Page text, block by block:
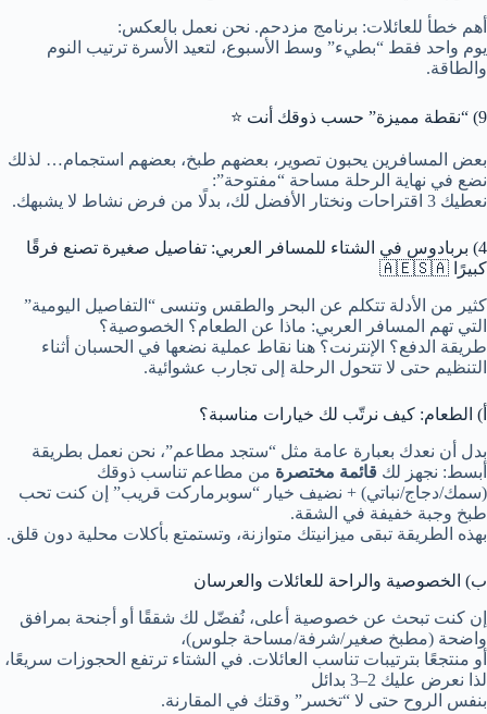
أهم خطأ للعائلات: برنامج مزدحم. نحن نعمل بالعكس:
يوم واحد فقط “بطيء” وسط الأسبوع، لتعيد الأسرة ترتيب النوم
والطاقة.
9) “نقطة مميزة” حسب ذوقك أنت ⭐
بعض المسافرين يحبون تصوير، بعضهم طبخ، بعضهم استجمام… لذلك
نضع في نهاية الرحلة مساحة “مفتوحة”:
نعطيك 3 اقتراحات ونختار الأفضل لك، بدلًا من فرض نشاط لا يشبهك.
4) بربادوس في الشتاء للمسافر العربي: تفاصيل صغيرة تصنع فرقًا
كبيرًا 🇦🇪🇸🇦
كثير من الأدلة تتكلم عن البحر والطقس وتنسى “التفاصيل اليومية”
التي تهم المسافر العربي: ماذا عن الطعام؟ الخصوصية؟
طريقة الدفع؟ الإنترنت؟ هنا نقاط عملية نضعها في الحسبان أثناء
التنظيم حتى لا تتحول الرحلة إلى تجارب عشوائية.
أ) الطعام: كيف نرتّب لك خيارات مناسبة؟
بدل أن نعدك بعبارة عامة مثل “ستجد مطاعم”، نحن نعمل بطريقة
أبسط: نجهز لك قائمة مختصرة من مطاعم تناسب ذوقك
(سمك/دجاج/نباتي) + نضيف خيار “سوبرماركت قريب” إن كنت تحب
طبخ وجبة خفيفة في الشقة.
بهذه الطريقة تبقى ميزانيتك متوازنة، وتستمتع بأكلات محلية دون قلق.
ب) الخصوصية والراحة للعائلات والعرسان
إن كنت تبحث عن خصوصية أعلى، نُفضّل لك شققًا أو أجنحة بمرافق
واضحة (مطبخ صغير/شرفة/مساحة جلوس)،
أو منتجعًا بترتيبات تناسب العائلات. في الشتاء ترتفع الحجوزات سريعًا،
لذا نعرض عليك 2–3 بدائل
بنفس الروح حتى لا “تخسر” وقتك في المقارنة.